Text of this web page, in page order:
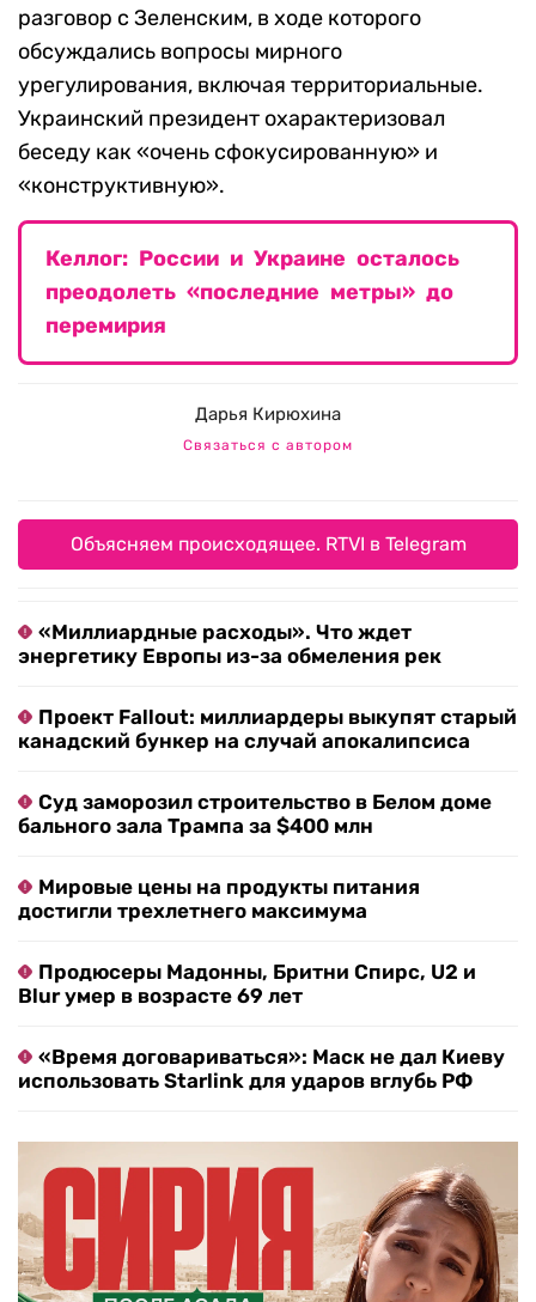
разговор с Зеленским, в ходе которого
обсуждались вопросы мирного
урегулирования, включая территориальные.
Украинский президент охарактеризовал
беседу как «очень сфокусированную» и
«конструктивную».
Келлог: России и Украине осталось
преодолеть «последние метры» до
перемирия
Дарья Кирюхина
Связаться с автором
Объясняем происходящее. RTVI в Telegram
«Миллиардные расходы». Что ждет
энергетику Европы из-за обмеления рек
Проект Fallout: миллиардеры выкупят старый
канадский бункер на случай апокалипсиса
Суд заморозил строительство в Белом доме
бального зала Трампа за $400 млн
Мировые цены на продукты питания
достигли трехлетнего максимума
Продюсеры Мадонны, Бритни Спирс, U2 и
Blur умер в возрасте 69 лет
«Время договариваться»: Маск не дал Киеву
использовать Starlink для ударов вглубь РФ